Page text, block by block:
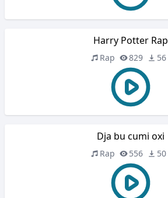
Harry Potter Rap
Rap 829 56
Dja bu cumi oxi
Rap 556 50